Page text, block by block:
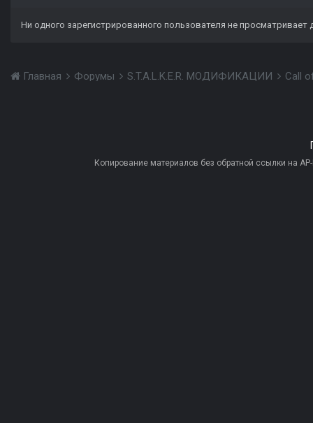
Ни одного зарегистрированного пользователя не просматривает
Главная Форумы S.T.A.L.K.E.R. МОДИФИКАЦИИ Call
Копирование материалов без обратной ссылки на